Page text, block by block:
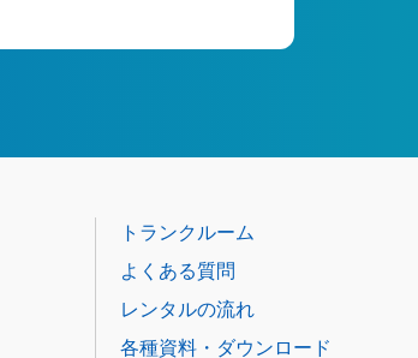
トランクルーム
よくある質問
レンタルの流れ
各種資料・ダウンロード